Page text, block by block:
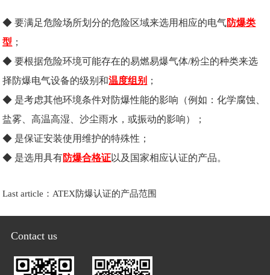
◆ 要满足危险场所划分的危险区域来选用相应的电气防爆类
型 ；
◆ 要根据危险环境可能存在的易燃易爆气体/粉尘的种类来选
择防爆电气设备的级别和温度组别 ；
◆ 是考虑其他环境条件对防爆性能的影响（例如：化学腐蚀、
盐雾、高温高湿、沙尘雨水，或振动的影响）；
◆ 是保证安装使用维护的特殊性；
◆ 是选用具有防爆合格证以及国家相应认证的产品。
Last article：ATEX防爆认证的产品范围
Contact us